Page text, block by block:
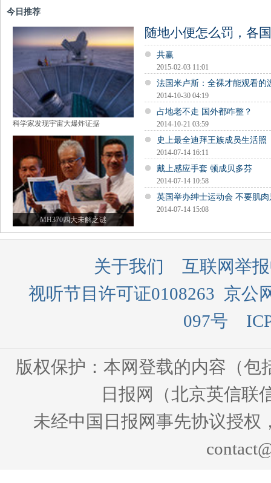
今日推荐
科学家发现宇宙大爆炸证据
MH370四大未解之谜
随地小便怎么罚，各
共赢
2015-02-03 11:01
法国米卢斯：全裸才能观看的
2014-10-30 04:19
占地老不走 国外都咋整？
2014-10-21 03:59
史上最全迪拜王族成员生活照
2014-07-14 16:11
戴上感应手套 顿成贝多芬
2014-07-14 10:58
英国举办绅士运动会 不要肌
2014-07-14 15:08
关于我们
互联网举
视听节目许可证0108263 京公
097号
版权保护：本网登载的内容（
日报网（北京英信联
未经中国日报网事先协议授权